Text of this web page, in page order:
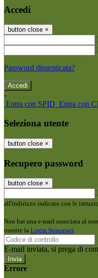
Accedi
button close ×
Password dimenticata?
-
Entra con SPID Entra con
Seleziona utente
button close ×
Recupero password
button close ×
all'indirizzo indicato con le
Non hai una e-mail associata al
tramite la Login Spaggiari
E-mail inviata, si prega di
Errore